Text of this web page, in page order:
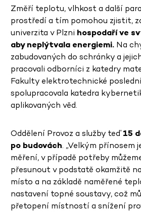
Změří teplotu, vlhkost a další
prostředí a tím pomohou zjistit,
univerzita v Plzni hospodaří ve
aby neplýtvala energiemi. Na
zabudovaných do schránky a
pracovali odborníci z katedry
Fakulty elektrotechnické
spolupracovala katedra
aplikovaných věd.
Oddělení Provoz a služby teď15
po budovách. „Velkým přínosem
měření, v případě potřeby
přesunout v podstatě okamžitě
místo a na základě naměřené
nastavení topné soustavy, což
přetopení místností a snížení